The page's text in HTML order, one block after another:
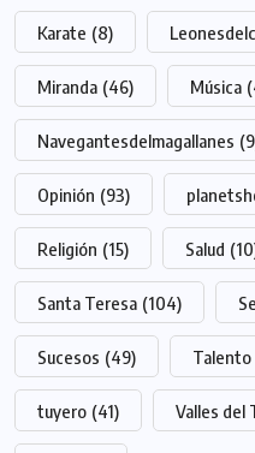
Karate (8)
Miranda (46) Música
Navegantesdelmagallanes
Opinión (93)
Religión (15) Salud
Santa Teresa (104)
Sucesos (49) Talento
tuyero (41) Valles del